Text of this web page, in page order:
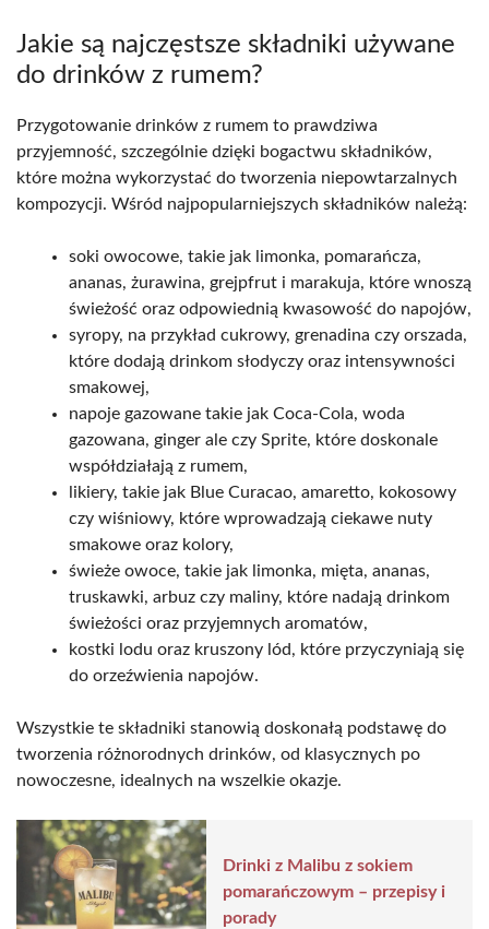
Jakie są najczęstsze składniki używane
do drinków z rumem?
Przygotowanie drinków z rumem to prawdziwa
przyjemność, szczególnie dzięki bogactwu składników,
które można wykorzystać do tworzenia niepowtarzalnych
kompozycji. Wśród najpopularniejszych składników należą:
soki owocowe, takie jak limonka, pomarańcza,
ananas, żurawina, grejpfrut i marakuja, które wnoszą
świeżość oraz odpowiednią kwasowość do napojów,
syropy, na przykład cukrowy, grenadina czy orszada,
które dodają drinkom słodyczy oraz intensywności
smakowej,
napoje gazowane takie jak Coca-Cola, woda
gazowana, ginger ale czy Sprite, które doskonale
współdziałają z rumem,
likiery, takie jak Blue Curacao, amaretto, kokosowy
czy wiśniowy, które wprowadzają ciekawe nuty
smakowe oraz kolory,
świeże owoce, takie jak limonka, mięta, ananas,
truskawki, arbuz czy maliny, które nadają drinkom
świeżości oraz przyjemnych aromatów,
kostki lodu oraz kruszony lód, które przyczyniają się
do orzeźwienia napojów.
Wszystkie te składniki stanowią doskonałą podstawę do
tworzenia różnorodnych drinków, od klasycznych po
nowoczesne, idealnych na wszelkie okazje.
Drinki z Malibu z sokiem
pomarańczowym – przepisy i
porady